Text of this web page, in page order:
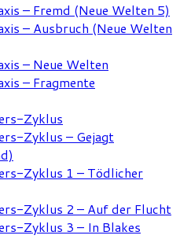
– Fremd (Neue Welten 5)
– Ausbruch (Neue Welten
– Neue Welten
– Fragmente
Zyklus
Zyklus – Gejagt
Zyklus 1 – Tödlicher
Zyklus 2 – Auf der Flucht
Zyklus 3 – In Blakes